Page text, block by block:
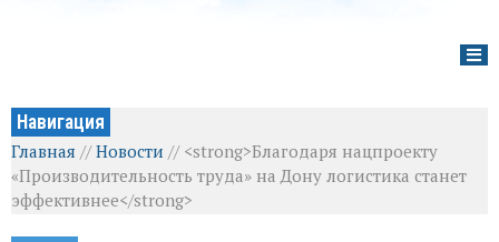
Навигация
Главная //Новости // <strong>Благодаря нацпроекту
«Производительность труда» на Дону логистика станет
эффективнее</strong>